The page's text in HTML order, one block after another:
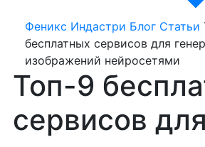
Феникс Индастри Блог Статьи
бесплатных сервисов для
изображений нейросетями
Топ-9
сервисов для